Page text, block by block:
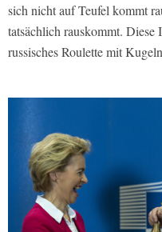
sich nicht auf Teufel kommt
tatsächlich rauskommt.
russisches Roulette mit